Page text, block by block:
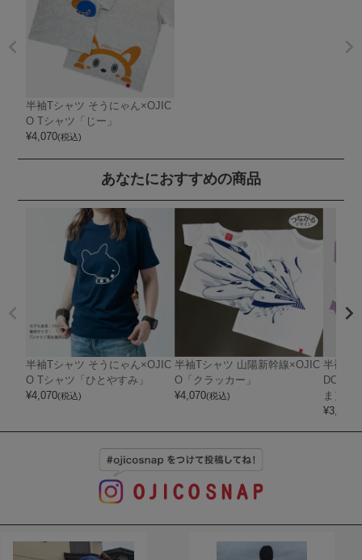
半袖Tシャツ そうにゃん×OJIC
O Tシャツ「じー」
¥4,070(税込)
あなたにおすすめの商品
半袖Tシャツ そうにゃん×OJIC
O Tシャツ「ひとやすみ」
¥4,070(税込)
半袖Tシャツ 山陽新幹線×OJIC
O「クラッカー」
¥4,070(税込)
半袖T
DOTS
ま）
¥3,850